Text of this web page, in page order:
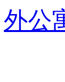
外公